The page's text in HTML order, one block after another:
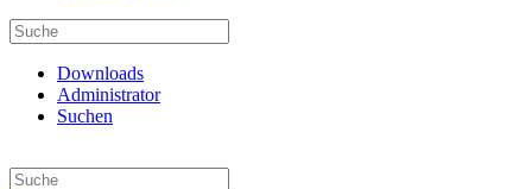
Downloads
Administrator
Suchen